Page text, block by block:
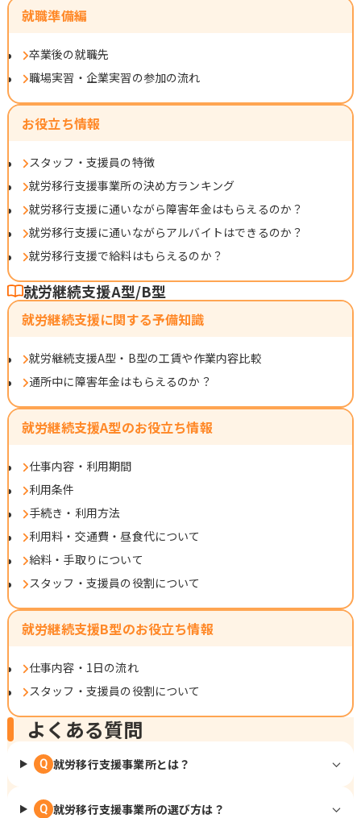
就職準備編
卒業後の就職先
職場実習・企業実習の参加の流れ
お役立ち情報
スタッフ・支援員の特徴
就労移行支援事業所の決め方ランキング
就労移行支援に通いながら障害年金はもらえるのか？
就労移行支援に通いながらアルバイトはできるのか？
就労移行支援で給料はもらえるのか？
就労継続支援A型/B型
就労継続支援に関する予備知識
就労継続支援A型・B型の工賃や作業内容比較
通所中に障害年金はもらえるのか？
就労継続支援A型のお役立ち情報
仕事内容・利用期間
利用条件
手続き・利用方法
利用料・交通費・昼食代について
給料・手取りについて
スタッフ・支援員の役割について
就労継続支援B型のお役立ち情報
仕事内容・1日の流れ
スタッフ・支援員の役割について
よくある質問
Q 就労移行支援事業所とは？
Q 就労移行支援事業所の選び方は？